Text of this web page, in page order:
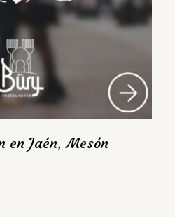
en Jaén, Mesón